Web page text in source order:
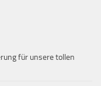
für unsere tollen